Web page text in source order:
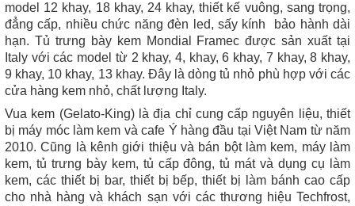
model 12 khay, 18 khay, 24 khay, thiết kế vuông, sang trọng,
đẳng cấp, nhiều chức năng đèn led, sấy kính bảo hành dài
hạn. Tủ trưng bày kem Mondial Framec được sản xuất tại
Italy với các model từ 2 khay, 4, khay, 6 khay, 7 khay, 8 khay,
9 khay, 10 khay, 13 khay. Đây là dòng tủ nhỏ phù hợp với các
cửa hàng kem nhỏ, chất lượng Italy.
Vua kem (Gelato-King) là địa chỉ cung cấp nguyên liệu, thiết
bị máy móc làm kem và cafe Ý hàng đầu tại Việt Nam từ năm
2010. Cũng là kênh giới thiệu và bán bột làm kem, máy làm
kem, tủ trưng bày kem, tủ cấp đông, tủ mát và dụng cụ làm
kem, các thiết bị bar, thiết bị bếp, thiết bị làm bánh cao cấp
cho nhà hàng và khách sạn với các thương hiệu Techfrost,